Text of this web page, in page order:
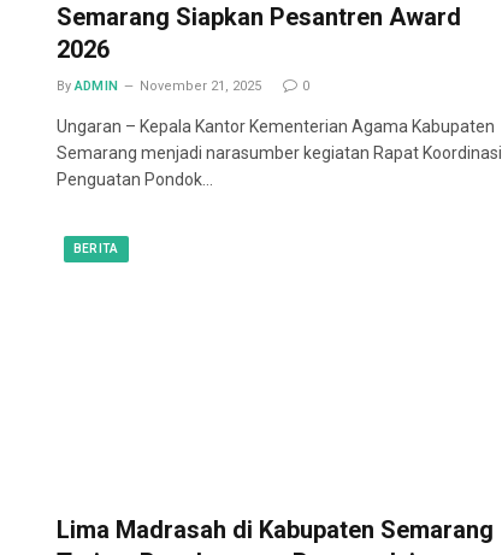
Semarang Siapkan Pesantren Award
2026
By ADMIN November 21, 2025 0
Ungaran – Kepala Kantor Kementerian Agama Kabupaten
Semarang menjadi narasumber kegiatan Rapat Koordinasi
Penguatan Pondok…
BERITA
Lima Madrasah di Kabupaten Semarang